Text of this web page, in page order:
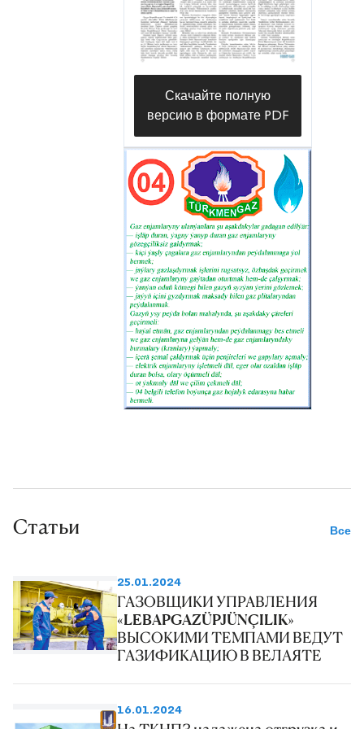
önümçilik Hazar deňziniň türkmen
böleginde ýerleşen nebit
ýataklaryndan çykarylýan ugurdaş
gazlaryň düzüminden bölünip alynýan
metanyň pes gomologlaryna, ýagny
ýeňil suwuk uglewodorodlara
esaslanýar.
Скачайте полную
версию в формате PDF
Статьи Все
25.01.2024
ГАЗОВЩИКИ УПРАВЛЕНИЯ
«LEBAPGAZÜPJÜNÇILIK»
ВЫСОКИМИ ТЕМПАМИ ВЕДУТ
ГАЗИФИКАЦИЮ В ВЕЛАЯТЕ
16.01.2024